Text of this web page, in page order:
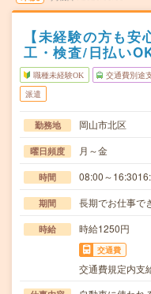
【未経験の方も
工・検査/日払い
職種未経験OK 交通費別途
派遣
勤務地 岡山市北区
曜日頻度 月～金
時間 08:00～
期間 長期でお仕事で
時給 時給1250円
交通費
交通費規定内支